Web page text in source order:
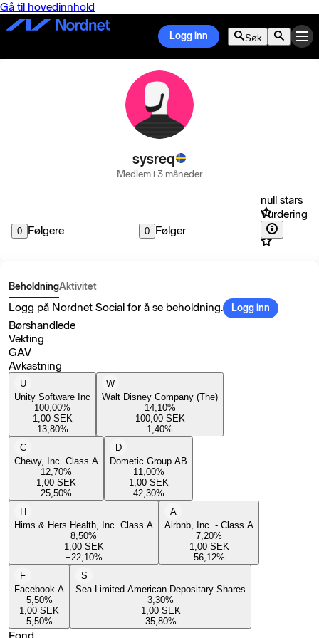
Gå til hovedinnhold
Logg inn Søk
sysreq
Medlem i 3 måneder
0 Følgere 0 Følger
null stars
Vurdering
BeholdningAktivitet
Logg på Nordnet Social for å se beholdning. Logg inn
Børshandlede
Vekting
GAV
Avkastning
U
Unity Software Inc
100,00%
1,00 SEK
13,80%
W
Walt Disney Company (The)
14,10%
100,00 SEK
1,40%
C
Chewy, Inc. Class A
12,70%
1,00 SEK
25,50%
D
Dometic Group AB
11,00%
1,00 SEK
42,30%
H
Hims & Hers Health, Inc. Class A
8,50%
1,00 SEK
−22,10%
A
Airbnb, Inc. - Class A
7,20%
1,00 SEK
56,12%
F
Facebook A
5,50%
1,00 SEK
5,50%
S
Sea Limited American Depositary Shares
3,30%
1,00 SEK
35,80%